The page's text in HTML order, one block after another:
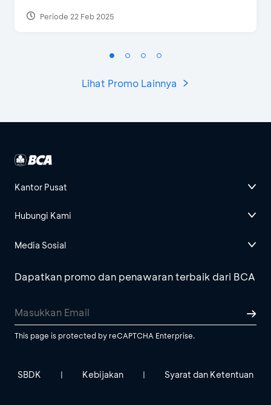
Periode 22 Feb 2025
Lihat Promo Lainnya
Kantor Pusat
Hubungi Kami
Media Sosial
Dapatkan promo dan penawaran terbaik dari BCA
This page is protected by reCAPTCHA Enterprise.
SBDK | Kebijakan | Syarat dan Ketentuan